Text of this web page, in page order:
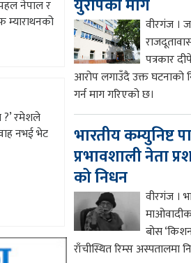
नेपाल र
म्याराथनको
?’ रमेशले
नभई भेट
युरोपको माग
वीरगंज ।
पत्रकार
आरोप लगाउँदै उक्त घटनाको
गर्न माग गरिएको छ।
भारतीय कम्युनिष्ट
प्रभावशाली नेता
को निधन
वीरगंज ।
बोस
राँचीस्थित रिम्स अस्पतालमा